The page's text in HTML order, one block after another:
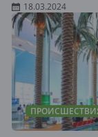
18.03.2024